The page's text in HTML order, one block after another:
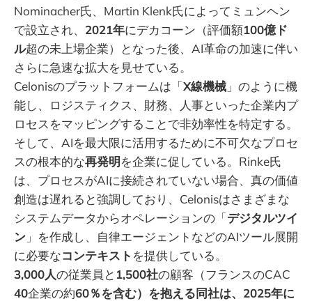
Nominacher氏、Martin Klenk氏によってミュンヘン
で設立され、 2021年にデカコーン（評価額100億ド
ル超の未上場企業）となった後、AI革命の加速に伴い
さらに急速な拡大を見せている。
Celonisのプラットフォームは「X線機械 」のように機
能し、ロジスティクス、財務、人事といった企業内プ
ロセスをマッピングすることで非効率性を特定する。
そして、AIを最大限に活用するために不可欠なプロセ
スの根本的な再発明を企業に促している。Rinke氏
は、プロセスがAIに接続されていない場合、真の価値
創造は遅れると強調しており、Celonisはさまざまな
システムデータからオペレーションの「デジタルツイ
ン 」を作成し、自律エージェントなどのAIツール展開
に必要なコンテキスト を提供している。
3,000人の従業員と 1,500社の顧客（フランスのCAC
40企業の約60％を含む）を抱える同社は、2025年に